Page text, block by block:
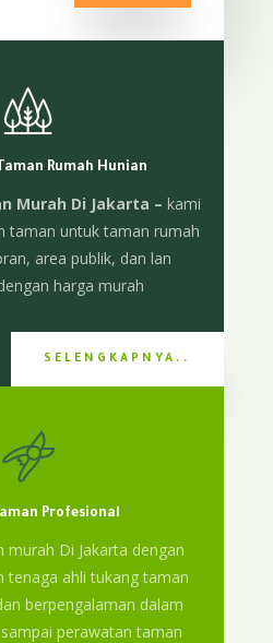
Rumah Hunian
Murah Di Jakarta – kami
taman untuk taman rumah
area publik, dan lan
harga murah
SELENGKAPNYA..
Profesional
murah Di Jakarta dengan
tenaga ahli tukang taman
berpengalaman dalam
perawatan taman